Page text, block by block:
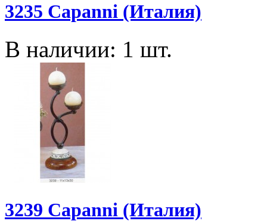
3235 Capanni (Италия)
В наличии: 1 шт.
3239 Capanni (Италия)